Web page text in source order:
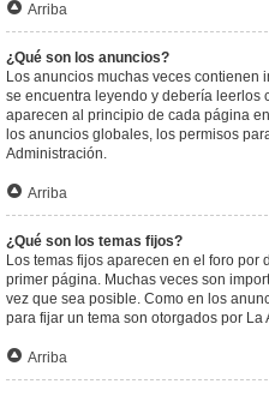
Arriba
¿Qué son los anuncios?
Los anuncios muchas veces contienen
se encuentra leyendo y debería leerlos
aparecen al principio de cada página
los anuncios globales, los permisos
Administración.
Arriba
¿Qué son los temas fijos?
Los temas fijos aparecen en el foro
primer página. Muchas veces son
vez que sea posible. Como en los
para fijar un tema son otorgados por La
Arriba